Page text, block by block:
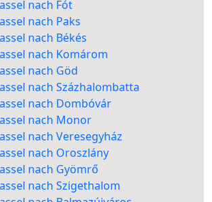
nach Fót
nach Paks
nach Békés
nach Komárom
nach Göd
nach Százhalombatta
nach Dombóvár
nach Monor
nach Veresegyház
nach Oroszlány
nach Gyömrő
nach Szigethalom